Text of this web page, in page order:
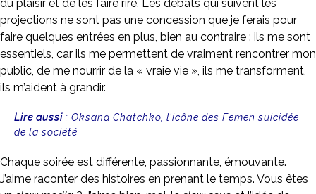
du plaisir et de les faire rire. Les débats qui suivent les
projections ne sont pas une concession que je ferais pour
faire quelques entrées en plus, bien au contraire : ils me sont
essentiels, car ils me permettent de vraiment rencontrer mon
public, de me nourrir de la « vraie vie », ils me transforment,
ils m’aident à grandir.
Lire aussi : Oksana Chatchko, l’icône des Femen suicidée
de la société
Chaque soirée est différente, passionnante, émouvante.
J’aime raconter des histoires en prenant le temps. Vous êtes